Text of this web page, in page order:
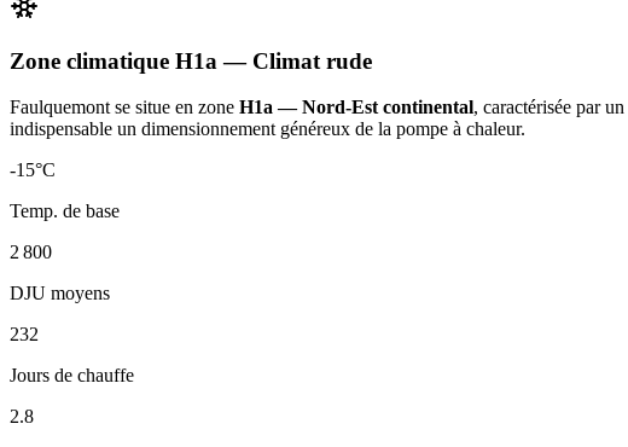
Zone climatique H1a — Climat rude
Faulquemont se situe en zone H1a — Nord-Est continental, caractérisée par un
indispensable un dimensionnement généreux de la pompe à chaleur.
-15°C
Temp. de base
2 800
DJU moyens
232
Jours de chauffe
2.8